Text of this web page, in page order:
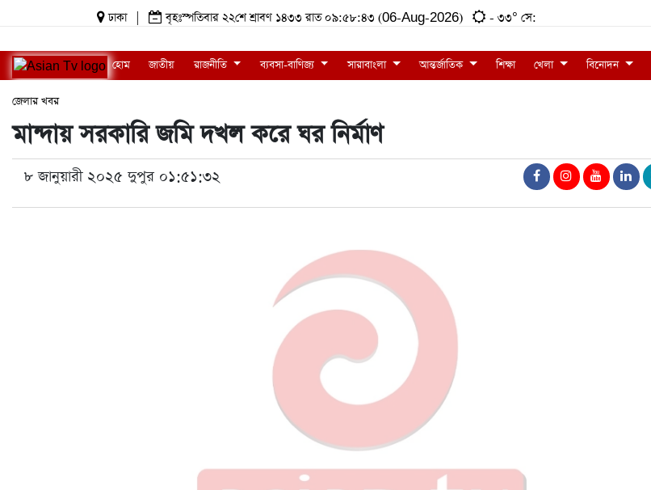
ঢাকা বৃহঃস্পতিবার ২২শে শ্রাবণ ১৪৩৩ রাত ০৯:৫৮:৪৩ (06-Aug-2026) - ৩৩° সে:
হোম জাতীয় রাজনীতি ব্যবসা-বাণিজ্য সারাবাংলা আন্তর্জাতিক শিক্ষা খেলা বিনোদন
জেলার খবর
মান্দায় সরকারি জমি দখল করে ঘর নির্মাণ
৮ জানুয়ারী ২০২৫ দুপুর ০১:৫১:৩২